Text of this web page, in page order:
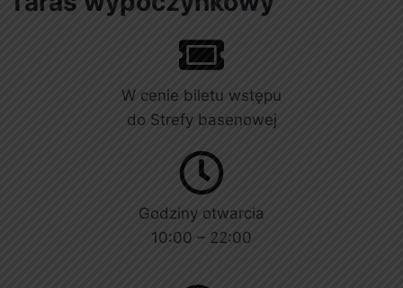
W cenie biletu wstępu
do Strefy basenowej
Godziny otwarcia
10:00 – 22:00